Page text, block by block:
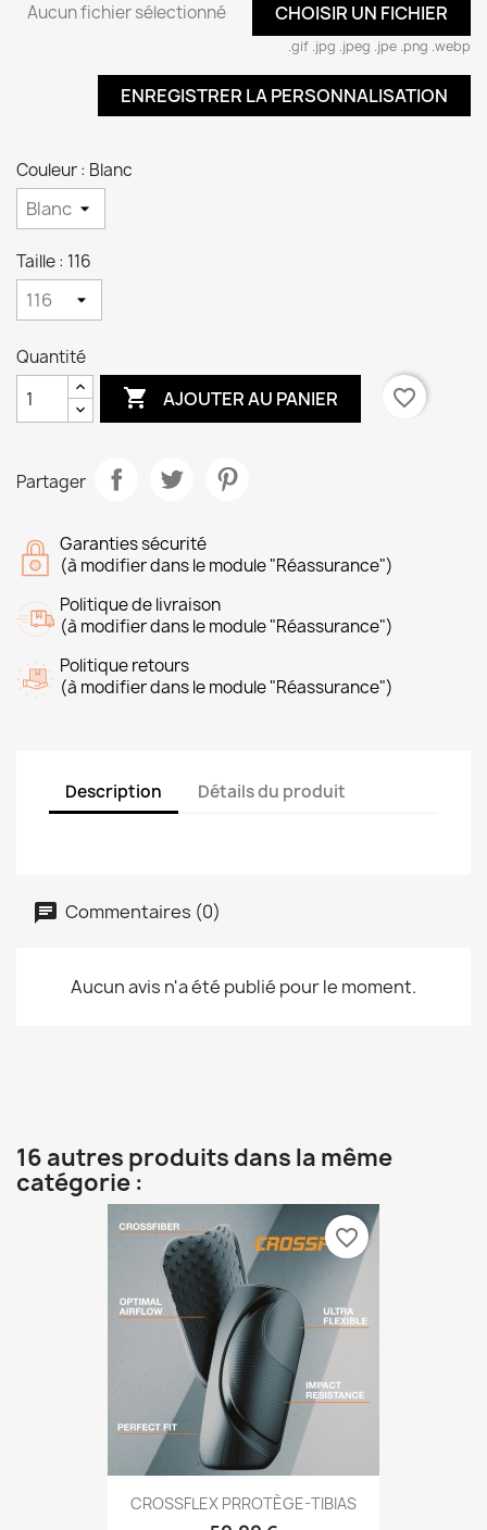
Aucun fichier sélectionné CHOISIR UN FICHIER
.gif .jpg .jpeg .jpe .png .webp
ENREGISTRER LA PERSONNALISATION
Couleur : Blanc
Taille : 116
Quantité
 AJOUTER AU PANIER favorite_border
Partager
Garanties sécurité
(à modifier dans le module "Réassurance")
Politique de livraison
(à modifier dans le module "Réassurance")
Politique retours
(à modifier dans le module "Réassurance")
Description Détails du produit
Commentaires (0)
Aucun avis n'a été publié pour le moment.
16 autres produits dans la même
catégorie :
CROSSFLEX PRROTÈGE-TIBIAS
favorite_border